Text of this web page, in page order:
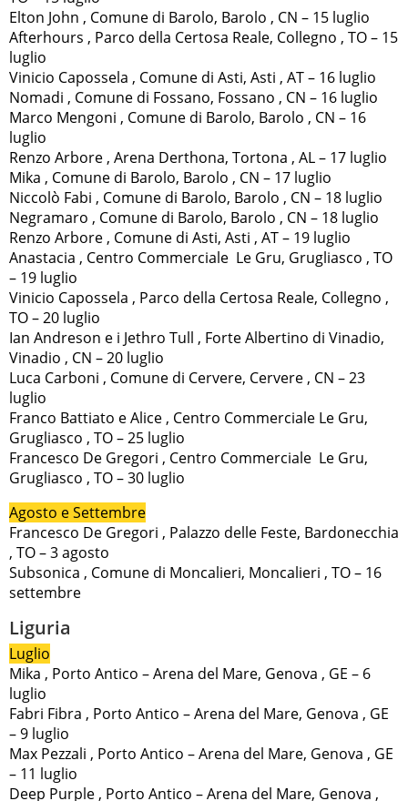
Elton John , Comune di Barolo, Barolo , CN – 15 luglio
Afterhours , Parco della Certosa Reale, Collegno , TO – 15
luglio
Vinicio Capossela , Comune di Asti, Asti , AT – 16 luglio
Nomadi , Comune di Fossano, Fossano , CN – 16 luglio
Marco Mengoni , Comune di Barolo, Barolo , CN – 16
luglio
Renzo Arbore , Arena Derthona, Tortona , AL – 17 luglio
Mika , Comune di Barolo, Barolo , CN – 17 luglio
Niccolò Fabi , Comune di Barolo, Barolo , CN – 18 luglio
Negramaro , Comune di Barolo, Barolo , CN – 18 luglio
Renzo Arbore , Comune di Asti, Asti , AT – 19 luglio
Anastacia , Centro Commerciale Le Gru, Grugliasco , TO
– 19 luglio
Vinicio Capossela , Parco della Certosa Reale, Collegno ,
TO – 20 luglio
Ian Andreson e i Jethro Tull , Forte Albertino di Vinadio,
Vinadio , CN – 20 luglio
Luca Carboni , Comune di Cervere, Cervere , CN – 23
luglio
Franco Battiato e Alice , Centro Commerciale Le Gru,
Grugliasco , TO – 25 luglio
Francesco De Gregori , Centro Commerciale Le Gru,
Grugliasco , TO – 30 luglio
Agosto e Settembre
Francesco De Gregori , Palazzo delle Feste, Bardonecchia
, TO – 3 agosto
Subsonica , Comune di Moncalieri, Moncalieri , TO – 16
settembre
Liguria
Luglio
Mika , Porto Antico – Arena del Mare, Genova , GE – 6
luglio
Fabri Fibra , Porto Antico – Arena del Mare, Genova , GE
– 9 luglio
Max Pezzali , Porto Antico – Arena del Mare, Genova , GE
– 11 luglio
Deep Purple , Porto Antico – Arena del Mare, Genova ,